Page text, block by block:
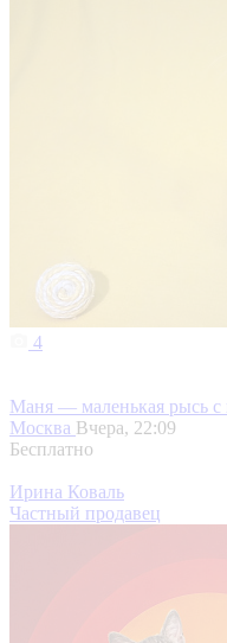
4
Маня — маленькая рысь
Москва Вчера, 22:09
Бесплатно
Ирина Коваль
Частный продавец